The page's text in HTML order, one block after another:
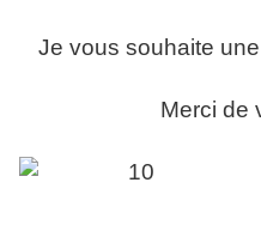
Je vous souhaite
Merci de